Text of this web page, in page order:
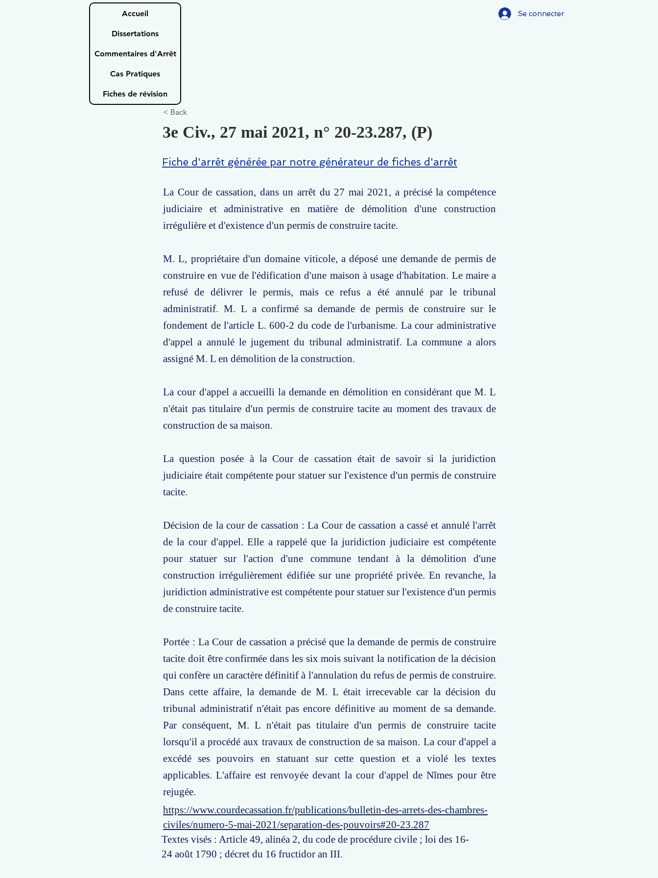
Accueil
Dissertations
Commentaires d'Arrêt
Cas Pratiques
Fiches de révision
Se connecter
< Back
3e Civ., 27 mai 2021, n° 20-23.287, (P)
Fiche d'arrêt générée par notre générateur de fiches d'arrêt
La Cour de cassation, dans un arrêt du 27 mai 2021, a précisé la compétence
judiciaire et administrative en matière de démolition d'une construction
irrégulière et d'existence d'un permis de construire tacite.
M. L, propriétaire d'un domaine viticole, a déposé une demande de permis de
construire en vue de l'édification d'une maison à usage d'habitation. Le maire a
refusé de délivrer le permis, mais ce refus a été annulé par le tribunal
administratif. M. L a confirmé sa demande de permis de construire sur le
fondement de l'article L. 600-2 du code de l'urbanisme. La cour administrative
d'appel a annulé le jugement du tribunal administratif. La commune a alors
assigné M. L en démolition de la construction.
La cour d'appel a accueilli la demande en démolition en considérant que M. L
n'était pas titulaire d'un permis de construire tacite au moment des travaux de
construction de sa maison.
La question posée à la Cour de cassation était de savoir si la juridiction
judiciaire était compétente pour statuer sur l'existence d'un permis de construire
tacite.
Décision de la cour de cassation : La Cour de cassation a cassé et annulé l'arrêt
de la cour d'appel. Elle a rappelé que la juridiction judiciaire est compétente
pour statuer sur l'action d'une commune tendant à la démolition d'une
construction irrégulièrement édifiée sur une propriété privée. En revanche, la
juridiction administrative est compétente pour statuer sur l'existence d'un permis
de construire tacite.
Portée : La Cour de cassation a précisé que la demande de permis de construire
tacite doit être confirmée dans les six mois suivant la notification de la décision
qui confère un caractère définitif à l'annulation du refus de permis de construire.
Dans cette affaire, la demande de M. L était irrecevable car la décision du
tribunal administratif n'était pas encore définitive au moment de sa demande.
Par conséquent, M. L n'était pas titulaire d'un permis de construire tacite
lorsqu'il a procédé aux travaux de construction de sa maison. La cour d'appel a
excédé ses pouvoirs en statuant sur cette question et a violé les textes
applicables. L'affaire est renvoyée devant la cour d'appel de Nîmes pour être
rejugée.
https://www.courdecassation.fr/publications/bulletin-des-arrets-des-chambres-
civiles/numero-5-mai-2021/separation-des-pouvoirs#20-23.287
Textes visés : Article 49, alinéa 2, du code de procédure civile ; loi des 16-
24 août 1790 ; décret du 16 fructidor an III.